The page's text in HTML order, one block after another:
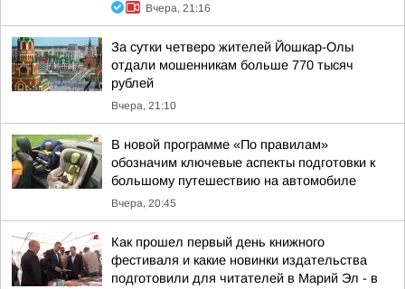
Вчера, 21:16
За сутки четверо жителей Йошкар-Олы
отдали мошенникам больше 770 тысяч
рублей
Вчера, 21:10
В новой программе «По правилам»
обозначим ключевые аспекты подготовки к
большому путешествию на автомобиле
Вчера, 20:45
Как прошел первый день книжного
фестиваля и какие новинки издательства
подготовили для читателей в Марий Эл - в